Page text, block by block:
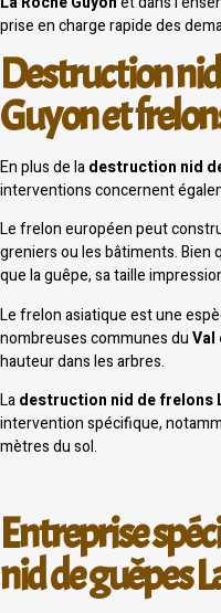
prise en charge rapide des
Destruction
Guyon et
En plus de ladestruction nid
interventions concernent
Le frelon européen peut
greniers ou les bâtiments. Bien
que la guêpe, sa taille
Le frelon asiatique est une
nombreuses communes duVal
hauteur dans les arbres.
Ladestruction nid de frelons
intervention spécifique,
mètres du sol.
Entreprise
nid de guêpes